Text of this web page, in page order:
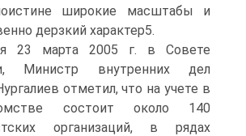
широкие масштабы и
дерзкий характер5.
23 марта 2005 г. в Совете
Министр внутренних дел
отметил, что на учете в
состоит около 140
организаций, в рядах